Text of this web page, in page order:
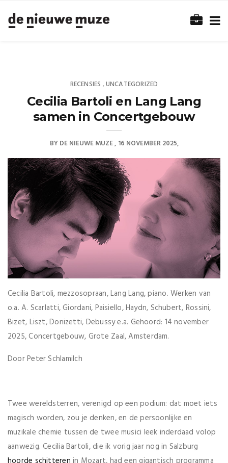
RECENSIES ,UNCATEGORIZED
Cecilia Bartoli en Lang Lang
samen in Concertgebouw
BYDE NIEUWE MUZE 16 NOVEMBER 2025
Cecilia Bartoli, mezzosopraan, Lang Lang, piano. Werken van
o.a. A. Scarlatti, Giordani, Paisiello, Haydn, Schubert, Rossini,
Bizet, Liszt, Donizetti, Debussy e.a. Gehoord: 14 november
2025, Concertgebouw, Grote Zaal, Amsterdam.
Door Peter Schlamilch
Twee wereldsterren, verenigd op een podium: dat moet iets
magisch worden, zou je denken, en de persoonlijke en
muzikale chemie tussen de twee musici leek inderdaad volop
aanwezig. Cecilia Bartoli, die ik vorig jaar nog in Salzburg